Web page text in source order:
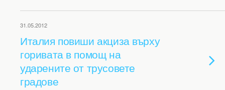
31.05.2012
Италия повиши акциза върху
горивата в помощ на
ударените от трусовете
градове